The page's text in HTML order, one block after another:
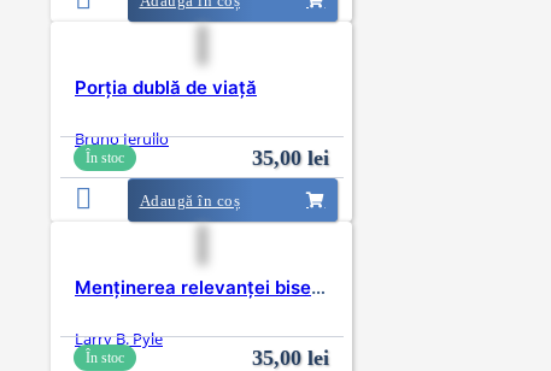
Porția dublă de viață
Bruno Ierullo
În stoc 35,00 lei
Adaugă în coș
Menținerea relevanței bisericii prin ruperea blestemului redundanței
Larry B. Pyle
În stoc 35,00 lei